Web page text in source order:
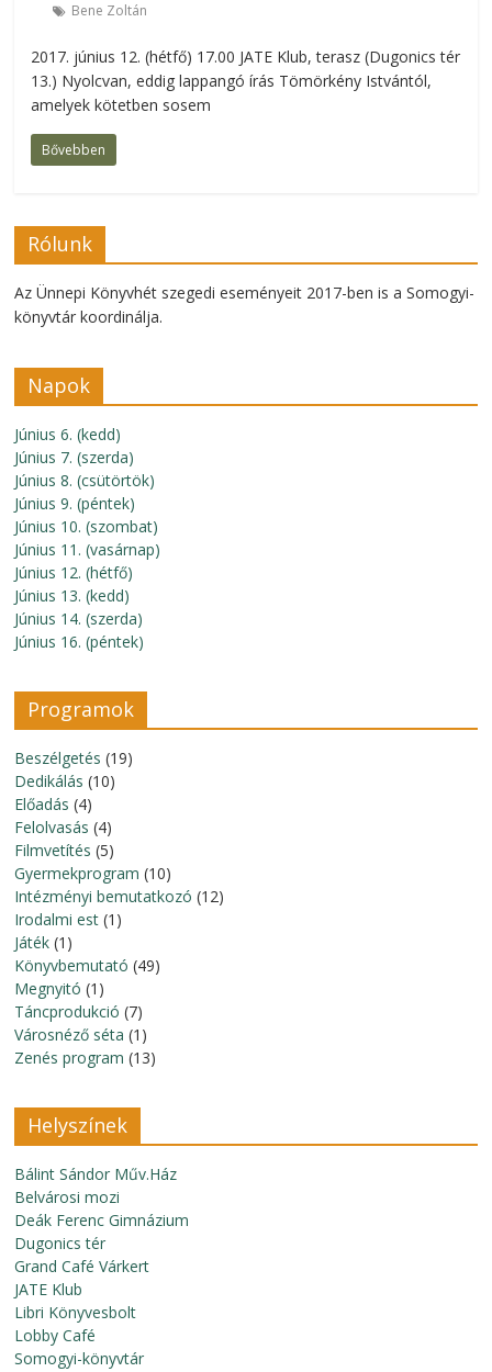
Bene Zoltán
2017. június 12. (hétfő) 17.00 JATE Klub, terasz (Dugonics tér
13.) Nyolcvan, eddig lappangó írás Tömörkény Istvántól,
amelyek kötetben sosem
Bővebben
Rólunk
Az Ünnepi Könyvhét szegedi eseményeit 2017-ben is a Somogyi-
könyvtár koordinálja.
Napok
Június 6. (kedd)
Június 7. (szerda)
Június 8. (csütörtök)
Június 9. (péntek)
Június 10. (szombat)
Június 11. (vasárnap)
Június 12. (hétfő)
Június 13. (kedd)
Június 14. (szerda)
Június 16. (péntek)
Programok
Beszélgetés (19)
Dedikálás (10)
Előadás (4)
Felolvasás (4)
Filmvetítés (5)
Gyermekprogram (10)
Intézményi bemutatkozó (12)
Irodalmi est (1)
Játék (1)
Könyvbemutató (49)
Megnyitó (1)
Táncprodukció (7)
Városnéző séta (1)
Zenés program (13)
Helyszínek
Bálint Sándor Műv.Ház
Belvárosi mozi
Deák Ferenc Gimnázium
Dugonics tér
Grand Café Várkert
JATE Klub
Libri Könyvesbolt
Lobby Café
Somogyi-könyvtár